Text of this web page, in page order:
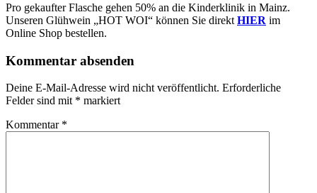
Pro gekaufter Flasche gehen 50% an die Kinderklinik in Mainz.
Unseren Glühwein „HOT WOI“ können Sie direkt HIER im
Online Shop bestellen.
Kommentar absenden
Deine E-Mail-Adresse wird nicht veröffentlicht. Erforderliche
Felder sind mit * markiert
Kommentar *